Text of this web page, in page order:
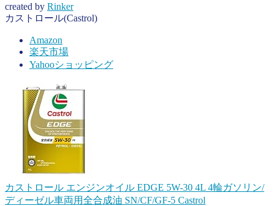
created by Rinker
カストロール(Castrol)
Amazon
楽天市場
Yahooショッピング
カストロール エンジンオイル EDGE 5W-30 4L 4輪ガソリン/
ディーゼル車両用全合成油 SN/CF/GF-5 Castrol